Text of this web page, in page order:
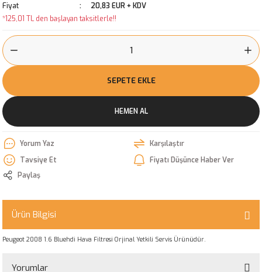
Fiyat
20,83 EUR + KDV
*125,01 TL den başlayan taksitlerle!!
SEPETE EKLE
HEMEN AL
Yorum Yaz
Karşılaştır
Tavsiye Et
Fiyatı Düşünce Haber Ver
Paylaş
Ürün Bilgisi
Peugeot 2008 1.6 Bluehdi Hava Filtresi Orjinal Yetkili Servis Ürünüdür.
Yorumlar